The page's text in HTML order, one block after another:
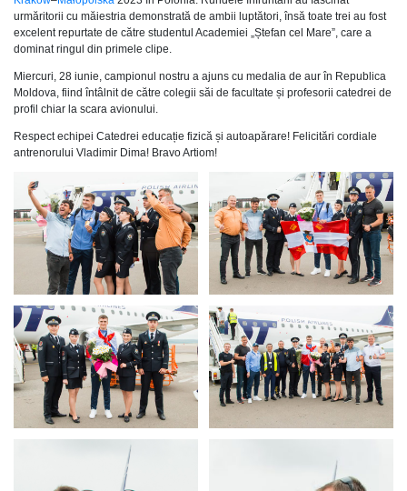
urmăritorii cu măiestria demonstrată de ambii luptători, însă toate trei au fost
excelent repurtate de către studentul Academiei „Ștefan cel Mare”, care a
dominat ringul din primele clipe.
Miercuri, 28 iunie, campionul nostru a ajuns cu medalia de aur în Republica
Moldova, fiind întâlnit de către colegii săi de facultate și profesorii catedrei de
profil chiar la scara avionului.
Respect echipei Catedrei educație fizică și autoapărare! Felicitări cordiale
antrenorului Vladimir Dima! Bravo Artiom!